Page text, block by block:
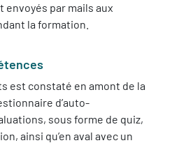
par mails aux
la formation.
est constaté en amont de la
d’auto-
sous forme de quiz,
ainsi qu’en aval avec un